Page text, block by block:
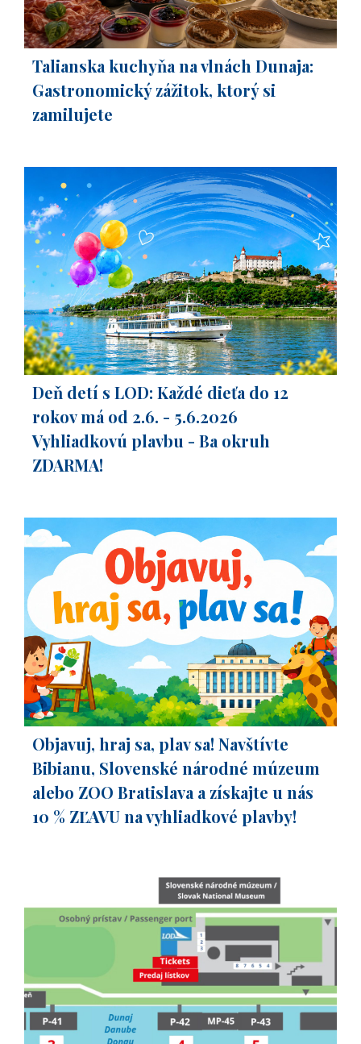
Talianska kuchyňa na vlnách Dunaja:
Gastronomický zážitok, ktorý si
zamilujete
Deň detí s LOD: Každé dieťa do 12
rokov má od 2.6. - 5.6.2026
Vyhliadkovú plavbu - Ba okruh
ZDARMA!
Objavuj, hraj sa, plav sa! Navštívte
Bibianu, Slovenské národné múzeum
alebo ZOO Bratislava a získajte u nás
10 % ZĽAVU na vyhliadkové plavby!